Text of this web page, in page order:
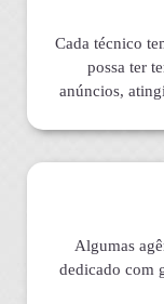
Cada técnico
possa ter
anúncios,
Algumas
dedicado com